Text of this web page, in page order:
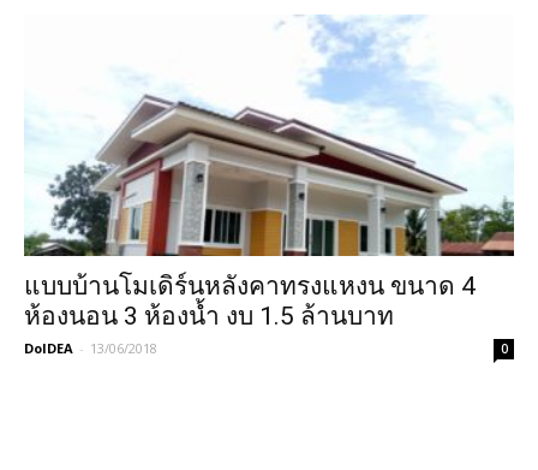
แบบบ้านโมเดิร์นหลังคาทรงแหงน ขนาด 4
ห้องนอน 3 ห้องน้ำ งบ 1.5 ล้านบาท
DoIDEA - 13/06/2018 0